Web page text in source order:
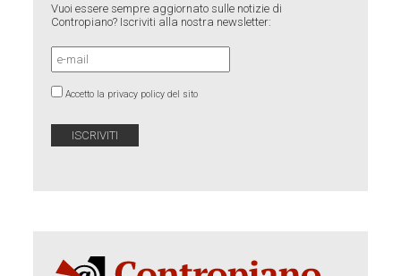
Vuoi essere sempre aggiornato sulle notizie di
Contropiano? Iscriviti alla nostra newsletter:
Accetto la privacy policy del sito